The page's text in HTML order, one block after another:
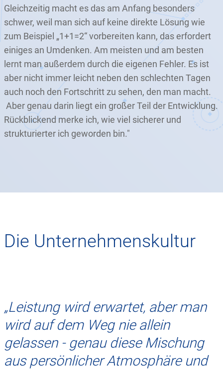
Gleichzeitig macht es das am Anfang besonders
schwer, weil man sich auf keine direkte Lösung wie
zum Beispiel „1+1=2“ vorbereiten kann, das erfordert
einiges an Umdenken. Am meisten und am besten
lernt man außerdem durch die eigenen Fehler. Es ist
aber nicht immer leicht neben den schlechten Tagen
auch noch den Fortschritt zu sehen, den man macht.
Aber genau darin liegt ein großer Teil der Entwicklung.
Rückblickend merke ich, wie viel sicherer und
strukturierter ich geworden bin."
Die Unternehmenskultur
„Leistung wird erwartet, aber man
wird auf dem Weg nie allein
gelassen - genau diese Mischung
aus persönlicher Atmosphäre und